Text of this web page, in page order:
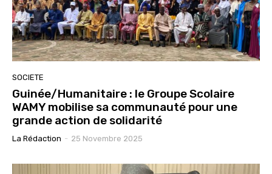
SOCIETE
Guinée/Humanitaire : le Groupe Scolaire
WAMY mobilise sa communauté pour une
grande action de solidarité
La Rédaction - 25 Novembre 2025